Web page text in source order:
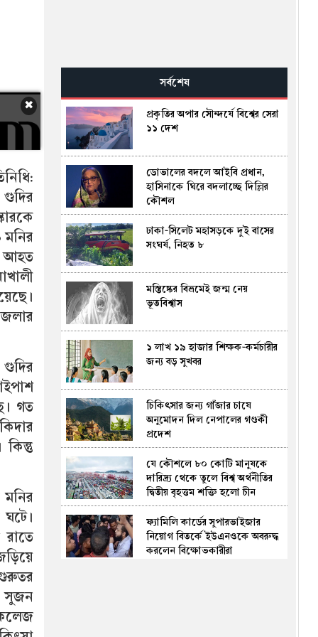
✖
মনির
আহত
গুদির
গত
কিন্তু
সুজন
কলেজ
সর্বশেষ
প্রকৃতির অপার সৌন্দর্যে বিশ্বের সেরা
১১ দেশ
ডোভালের বদলে আইবি প্রধান,
হাসিনাকে ঘিরে বদলাচ্ছে দিল্লির
কৌশল
ঢাকা-সিলেট মহাসড়কে দুই বাসের
সংঘর্ষ, নিহত ৮
মস্তিষ্কের বিভ্রমেই জন্ম নেয়
ভূতবিশ্বাস
১ লাখ ১৯ হাজার শিক্ষক-কর্মচারীর
জন্য বড় সুখবর
চিকিৎসার জন্য গাঁজার চাষে
অনুমোদন দিল নেপালের গণ্ডকী
প্রদেশ
যে কৌশলে ৮০ কোটি মানুষকে
দারিদ্র্য থেকে তুলে বিশ্ব অর্থনীতির
দ্বিতীয় বৃহত্তম শক্তি হলো চীন
ফ্যামিলি কার্ডের সুপারভাইজার
নিয়োগ বিতর্কে ইউএনওকে অবরুদ্ধ
করলেন বিক্ষোভকারীরা